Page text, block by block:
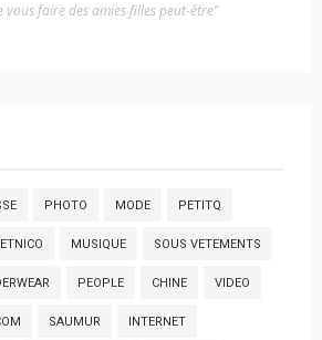
vous faire des amies filles peut-être"
PHOTO MODE PETITQ
MUSIQUE SOUS VETEMENTS
PEOPLE CHINE VIDEO
SAUMUR INTERNET